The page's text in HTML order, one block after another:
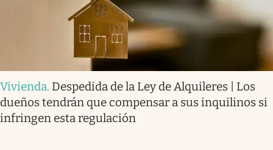
Vivienda. Despedida de la Ley de Alquileres | Los
dueños tendrán que compensar a sus inquilinos si
infringen esta regulación